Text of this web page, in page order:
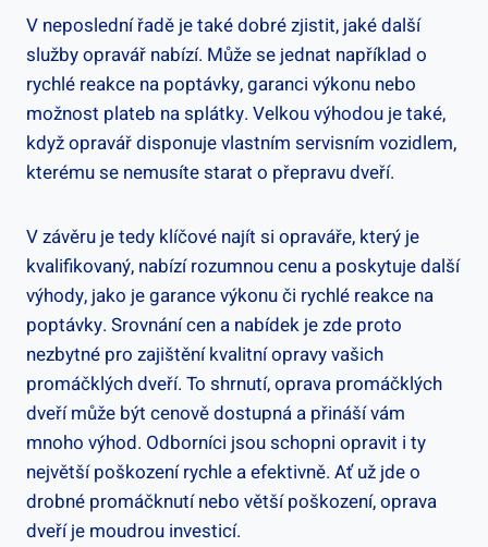
V neposlední řadě je také dobré zjistit, jaké další
služby opravář nabízí. Může se jednat například o
rychlé reakce na poptávky, garanci výkonu nebo
možnost plateb na splátky. Velkou výhodou je také,
když opravář disponuje vlastním servisním vozidlem,
kterému se nemusíte starat o přepravu dveří.
V závěru je tedy klíčové najít si opraváře, který je
kvalifikovaný, nabízí rozumnou cenu a poskytuje další
výhody, jako je garance výkonu či rychlé reakce na
poptávky. Srovnání cen a nabídek je zde proto
nezbytné pro zajištění kvalitní opravy vašich
promáčklých dveří. To shrnutí, oprava promáčklých
dveří může být cenově dostupná a přináší vám
mnoho výhod. Odborníci jsou schopni opravit i ty
největší poškození rychle a efektivně. Ať už jde o
drobné promáčknutí nebo větší poškození, oprava
dveří je moudrou investicí.